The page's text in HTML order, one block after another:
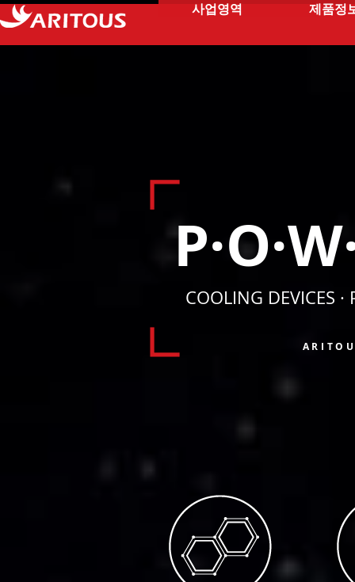
사업영역 제품정
COOLING DEVICES